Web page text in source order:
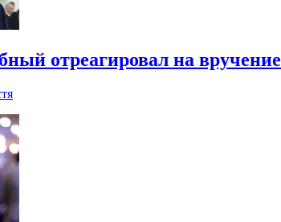
отреагировал на